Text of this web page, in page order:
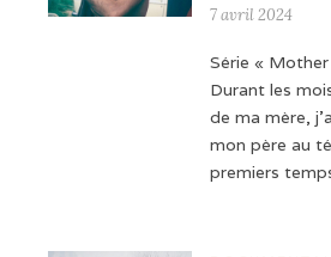
7 avril 2024
Série «
Durant les
de ma mère,
mon père au
premiers